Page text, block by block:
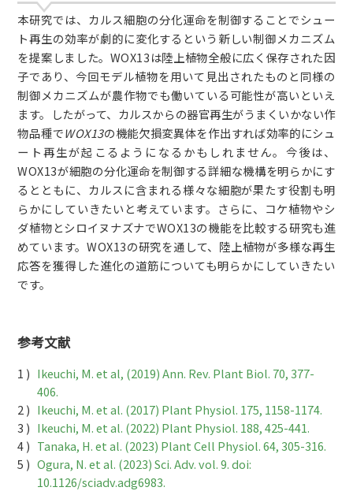
本研究では、カルス細胞の分化運命を制御することでシュー
ト再生の効率が劇的に変化するという新しい制御メカニズム
を提案しました。WOX13は陸上植物全般に広く保存された因
子であり、今回モデル植物を用いて見出されたものと同様の
制御メカニズムが農作物でも働いている可能性が高いといえ
ます。したがって、カルスからの器官再生がうまくいかない作
物品種でWOX13の機能欠損変異体を作出すれば効率的にシュ
ート再生が起こるようになるかもしれません。今後は、
WOX13が細胞の分化運命を制御する詳細な機構を明らかにす
るとともに、カルスに含まれる様々な細胞が果たす役割も明
らかにしていきたいと考えています。さらに、コケ植物やシ
ダ植物とシロイヌナズナでWOX13の機能を比較する研究も進
めています。WOX13の研究を通して、陸上植物が多様な再生
応答を獲得した進化の道筋についても明らかにしていきたい
です。
参考文献
Ikeuchi, M. et al, (2019) Ann. Rev. Plant Biol. 70, 377-
406.
Ikeuchi, M. et al. (2017) Plant Physiol. 175, 1158-1174.
Ikeuchi, M. et al. (2022) Plant Physiol. 188, 425-441.
Tanaka, H. et al. (2023) Plant Cell Physiol. 64, 305-316.
Ogura, N. et al. (2023) Sci. Adv. vol. 9. doi:
10.1126/sciadv.adg6983.